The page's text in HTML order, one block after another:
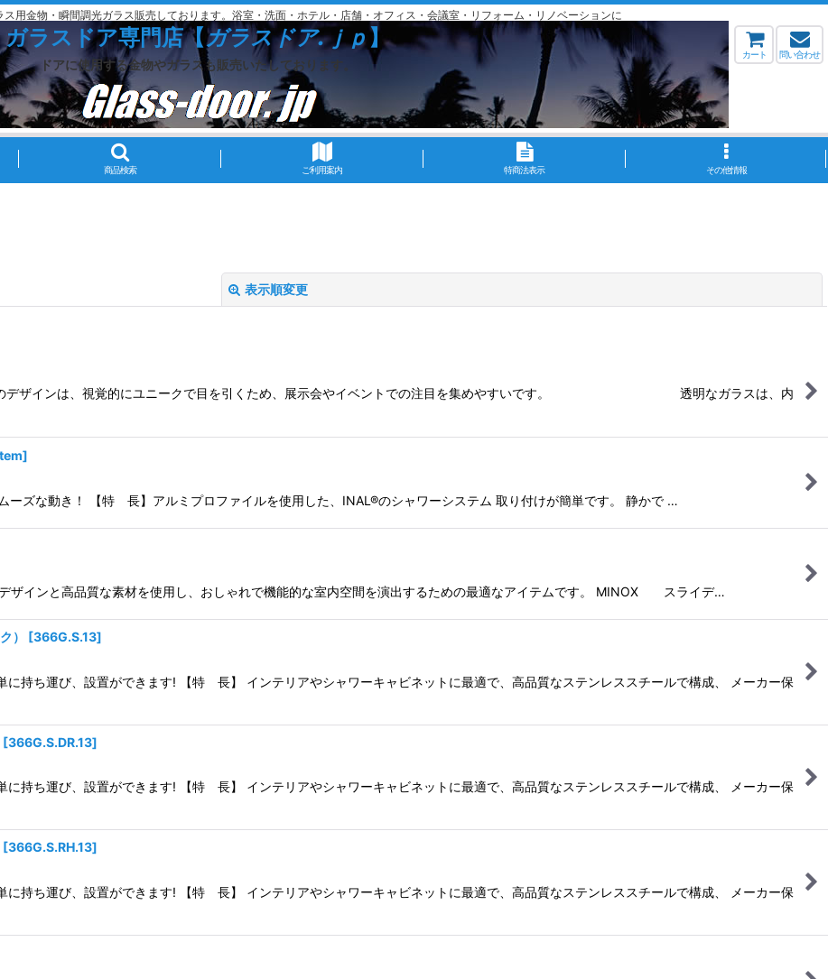
用金物・瞬間調光ガラス販売しております。浴室・洗面・ホテル・店舗・オフィス・会議室・リフォーム・リノベーションに
ガラスドア専門店【ガラスドア.ｊｐ】
ドアに使用する金物やガラスも販売いたしております。
カート 問い合わせ
商品検索 ご利用案内 特商法表示 その他情報
表示順変更
デザインは、視覚的にユニークで目を引くため、展示会やイベントでの注目を集めやすいです。 透明なガラスは、内
]
ーズな動き！ 【特 長】アルミプロファイルを使用した、INAL®のシャワーシステム 取り付けが簡単です。 静かで …
ザインと高品質な素材を使用し、おしゃれで機能的な室内空間を演出するための最適なアイテムです。 MINOX スライデ…
） [366G.S.13]
に持ち運び、設置ができます! 【特 長】 インテリアやシャワーキャビネットに最適で、高品質なステンレススチールで構成、 メーカー保
[366G.S.DR.13]
に持ち運び、設置ができます! 【特 長】 インテリアやシャワーキャビネットに最適で、高品質なステンレススチールで構成、 メーカー保
[366G.S.RH.13]
に持ち運び、設置ができます! 【特 長】 インテリアやシャワーキャビネットに最適で、高品質なステンレススチールで構成、 メーカー保